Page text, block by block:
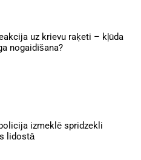
uz krievu raķeti – kļūda
nogaidīšana?
izmeklē spridzekli
lidostā